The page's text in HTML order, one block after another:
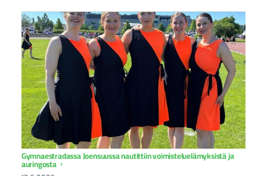
Gymnaestradassa Joensuussa nautittiin voimisteluelämyksistä ja
auringosta